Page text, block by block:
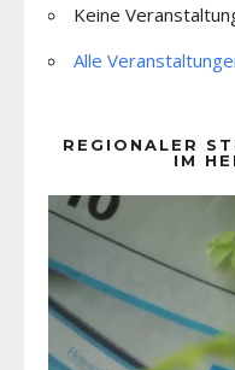
Keine
Alle
REGIONALER
IM